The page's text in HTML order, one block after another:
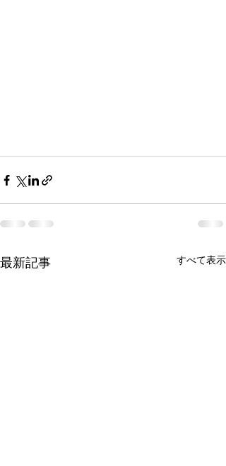
最新記事 すべて表示